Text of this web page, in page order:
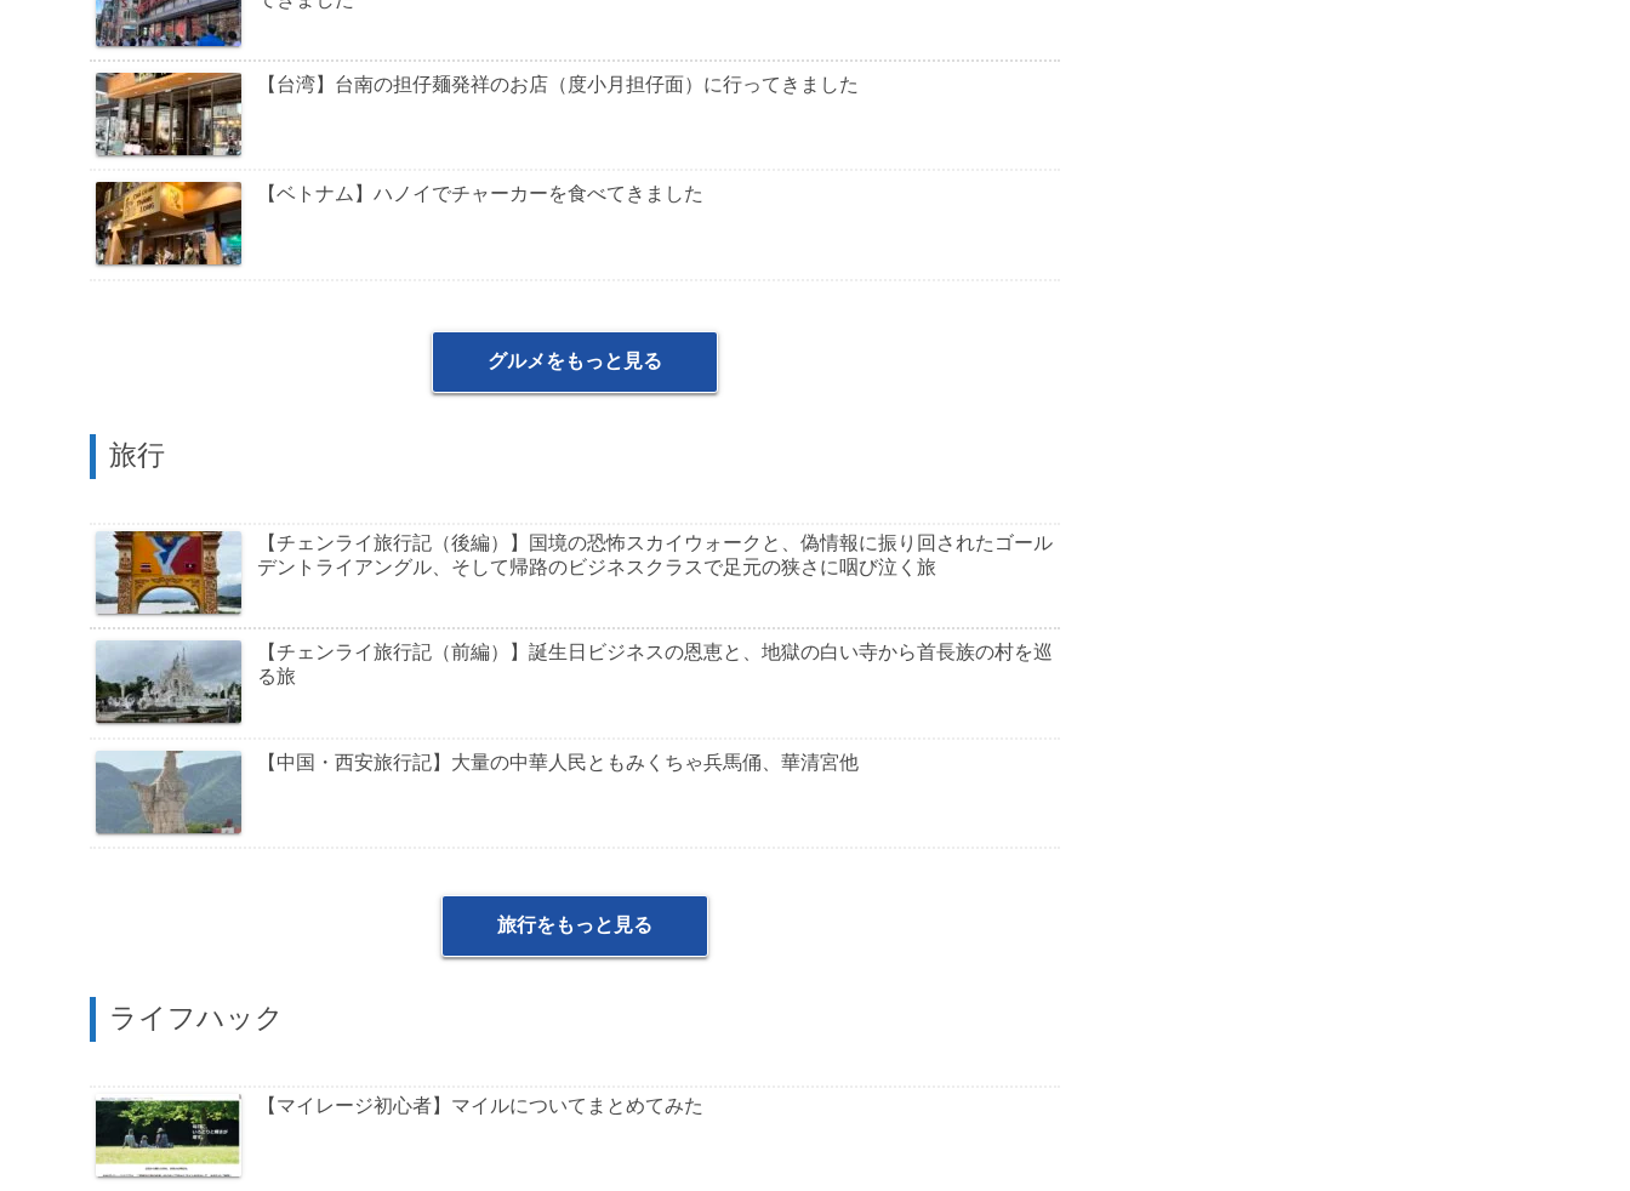
【台湾】台南の担仔麺発祥のお店（度小月担仔面）に行ってきました
【ベトナム】ハノイでチャーカーを食べてきました
グルメをもっと見る
旅行
【チェンライ旅行記（後編）】国境の恐怖スカイウォークと、偽情報に振り回されたゴール
デントライアングル、そして帰路のビジネスクラスで足元の狭さに咽び泣く旅
【チェンライ旅行記（前編）】誕生日ビジネスの恩恵と、地獄の白い寺から首長族の村を巡
る旅
【中国・西安旅行記】大量の中華人民ともみくちゃ兵馬俑、華清宮他
旅行をもっと見る
ライフハック
【マイレージ初心者】マイルについてまとめてみた